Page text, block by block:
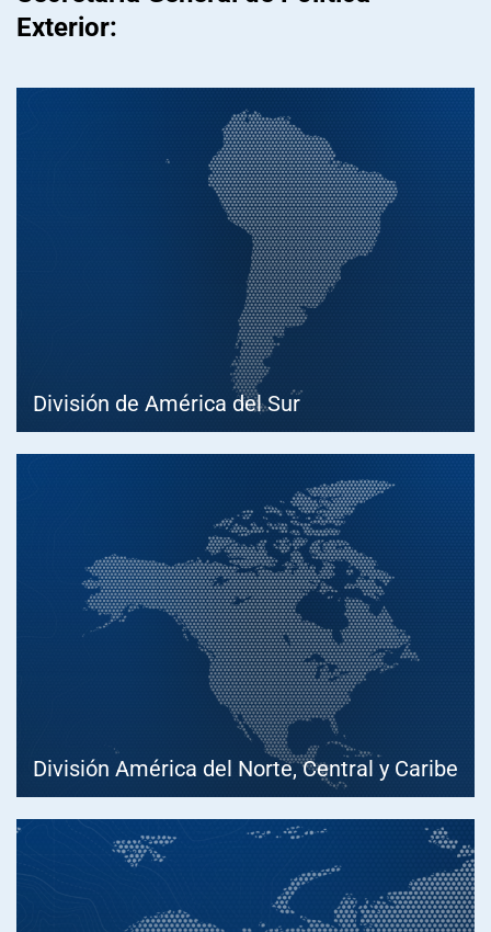
Exterior:
División de América del Sur
División América del Norte, Central y Caribe